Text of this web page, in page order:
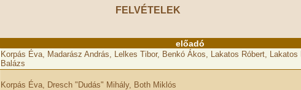
FELVÉTELEK
előadó
Korpás Éva, Madarász András, Lelkes Tibor, Benkó Ákos, Lakatos Róbert,
Balázs
Korpás Éva, Dresch "Dudás" Mihály, Both Miklós